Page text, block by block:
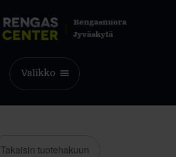
Rengasnuora
Jyväskylä
Valikko
Takaisin tuotehakuun